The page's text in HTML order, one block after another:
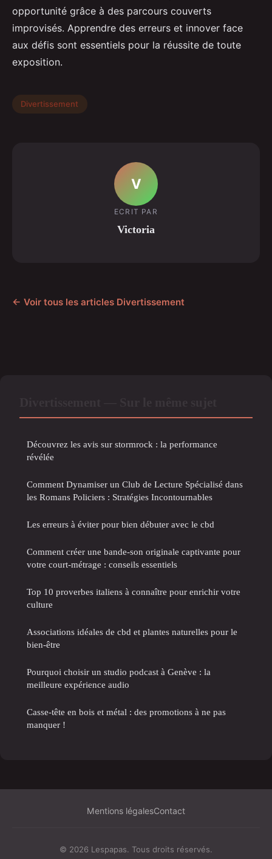
opportunité grâce à des parcours couverts
improvisés. Apprendre des erreurs et innover face
aux défis sont essentiels pour la réussite de toute
exposition.
Divertissement
V
ECRIT PAR
Victoria
← Voir tous les articles Divertissement
Découvrez les avis sur stormrock : la performance
révélée
Comment Dynamiser un Club de Lecture Spécialisé dans
les Romans Policiers : Stratégies Incontournables
Les erreurs à éviter pour bien débuter avec le cbd
Comment créer une bande-son originale captivante pour
votre court-métrage : conseils essentiels
Top 10 proverbes italiens à connaître pour enrichir votre
culture
Associations idéales de cbd et plantes naturelles pour le
bien-être
Pourquoi choisir un studio podcast à Genève : la
meilleure expérience audio
Casse-tête en bois et métal : des promotions à ne pas
manquer !
Mentions légalesContact
© 2026 Lespapas. Tous droits réservés.